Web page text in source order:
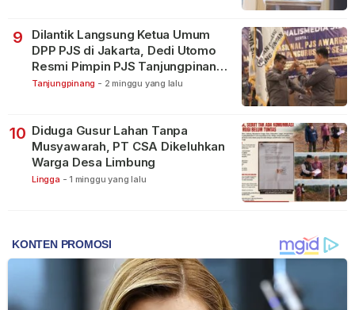
9
Dilantik Langsung Ketua Umum
DPP PJS di Jakarta, Dedi Utomo
Resmi Pimpin PJS Tanjungpinang-
Bintan
Tanjungpinang - 2 minggu yang lalu
10 Diduga Gusur Lahan Tanpa
Musyawarah, PT CSA Dikeluhkan
Warga Desa Limbung
Lingga - 1 minggu yang lalu